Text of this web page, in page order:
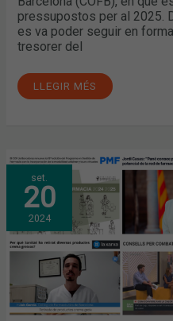
pressupostos per al 2025.
es va poder seguir en
tresorer del
LLEGIR MÉS
set.
20
2024
JULIOL
I
AGOST:
LA
POSADA
EN
MARXA
DE
LA
18A
EDICIÓ
DEL
PGF,
LA
VALORACIÓ